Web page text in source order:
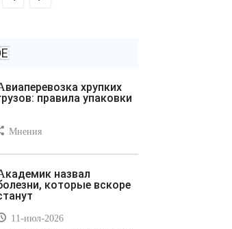
хрупких
правила упаковки
Мнения
которые вскоре
11-июл-2026